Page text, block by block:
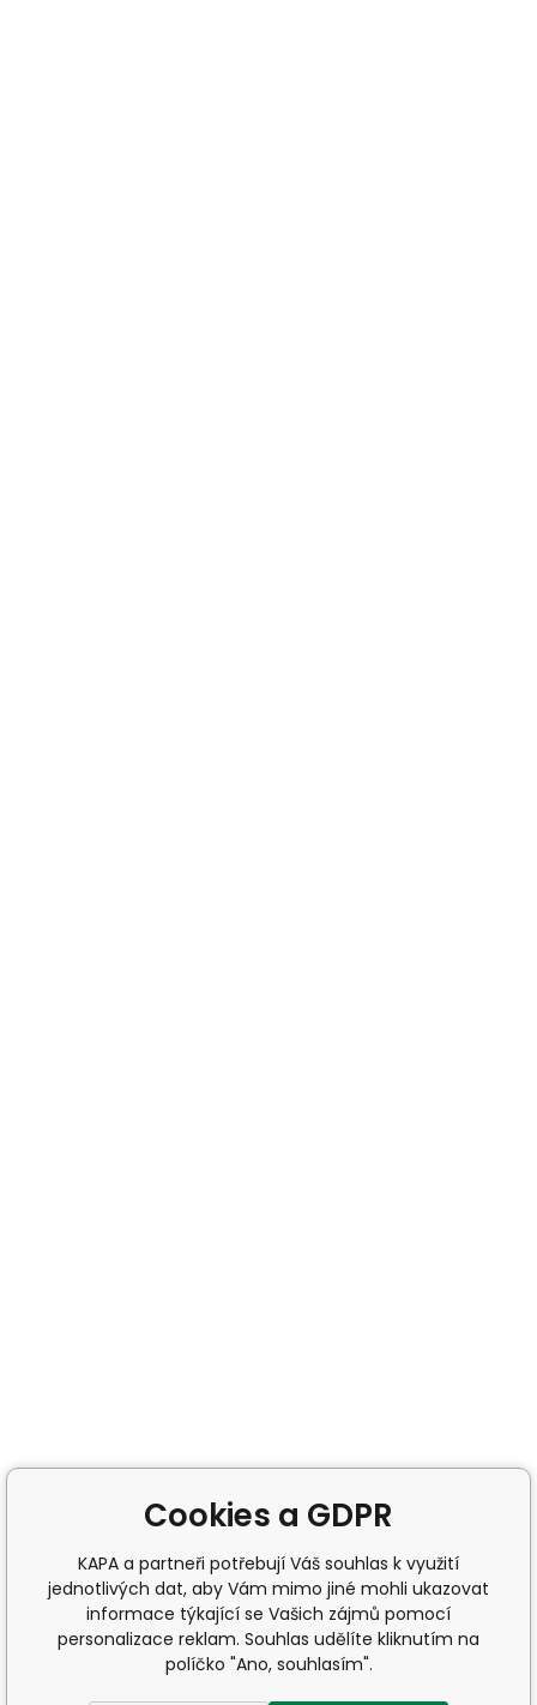
Cookies a GDPR
KAPA a partneři potřebují Váš souhlas k využití
jednotlivých dat, aby Vám mimo jiné mohli ukazovat
informace týkající se Vašich zájmů pomocí
personalizace reklam. Souhlas udělíte kliknutím na
políčko "Ano, souhlasím".